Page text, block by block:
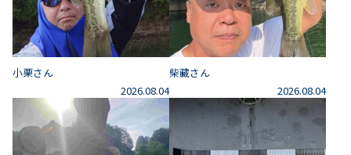
小栗さん
2026.08.04
柴藏さん
2026.08.04